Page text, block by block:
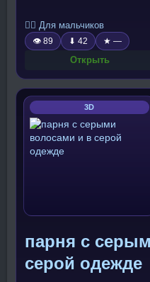
🧍‍♂️ Для мальчиков
👁 89 ⬇ 42 ★ —
Открыть
3D
парня с
серой одежде